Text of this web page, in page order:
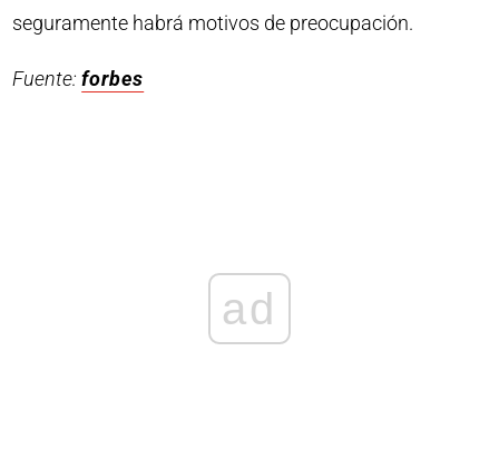
seguramente habrá motivos de preocupación.
Fuente:forbes
ad